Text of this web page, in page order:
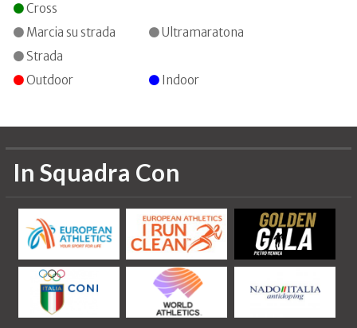
Cross
Marcia su strada
Ultramaratona
Strada
Outdoor
Indoor
In Squadra Con